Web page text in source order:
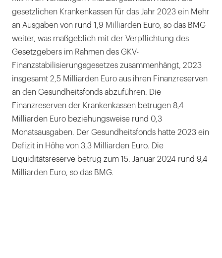
gesetzlichen Krankenkassen für das Jahr 2023 ein Mehr
an Ausgaben von rund 1,9 Milliarden Euro, so das BMG
weiter, was maßgeblich mit der Verpflichtung des
Gesetzgebers im Rahmen des GKV-
Finanzstabilisierungsgesetzes zusammenhängt, 2023
insgesamt 2,5 Milliarden Euro aus ihren Finanzreserven
an den Gesundheitsfonds abzuführen. Die
Finanzreserven der Krankenkassen betrugen 8,4
Milliarden Euro beziehungsweise rund 0,3
Monatsausgaben. Der Gesundheitsfonds hatte 2023 ein
Defizit in Höhe von 3,3 Milliarden Euro. Die
Liquiditätsreserve betrug zum 15. Januar 2024 rund 9,4
Milliarden Euro, so das BMG.